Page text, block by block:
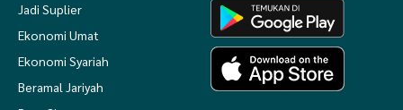
Jadi Suplier
Ekonomi Umat
Ekonomi Syariah
Beramal Jariyah